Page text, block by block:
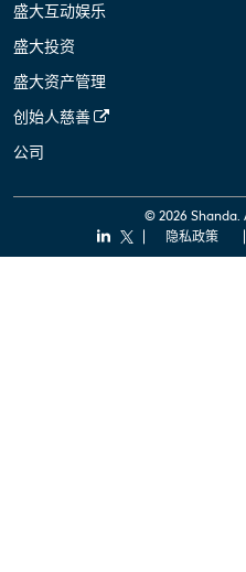
盛大互动娱乐
盛大投资
盛大资产管理
创始人慈善
公司
© 2026 Shanda.
隐私政策